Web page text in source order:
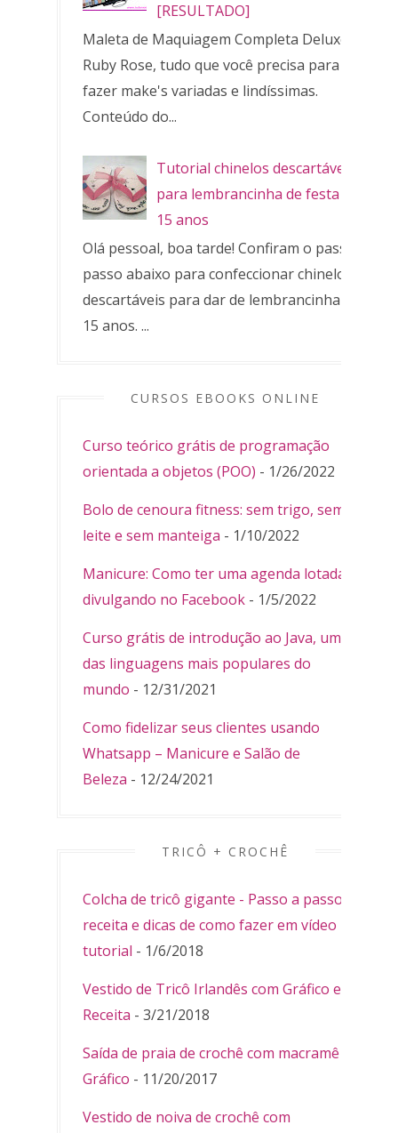
[RESULTADO]
Maleta de Maquiagem Completa Deluxe
Ruby Rose, tudo que você precisa para
fazer make's variadas e lindíssimas.
Conteúdo do...
Tutorial chinelos descartáveis
para lembrancinha de festa de
15 anos
Olá pessoal, boa tarde! Confiram o passo a
passo abaixo para confeccionar chinelos
descartáveis para dar de lembrancinha de
15 anos. ...
CURSOS EBOOKS ONLINE
Curso teórico grátis de programação
orientada a objetos (POO) - 1/26/2022
Bolo de cenoura fitness: sem trigo, sem
leite e sem manteiga - 1/10/2022
Manicure: Como ter uma agenda lotada
divulgando no Facebook - 1/5/2022
Curso grátis de introdução ao Java, uma
das linguagens mais populares do
mundo - 12/31/2021
Como fidelizar seus clientes usando
Whatsapp – Manicure e Salão de
Beleza - 12/24/2021
TRICÔ + CROCHÊ
Colcha de tricô gigante - Passo a passo,
receita e dicas de como fazer em vídeo
tutorial - 1/6/2018
Vestido de Tricô Irlandês com Gráfico e
Receita - 3/21/2018
Saída de praia de crochê com macramê -
Gráfico - 11/20/2017
Vestido de noiva de crochê com